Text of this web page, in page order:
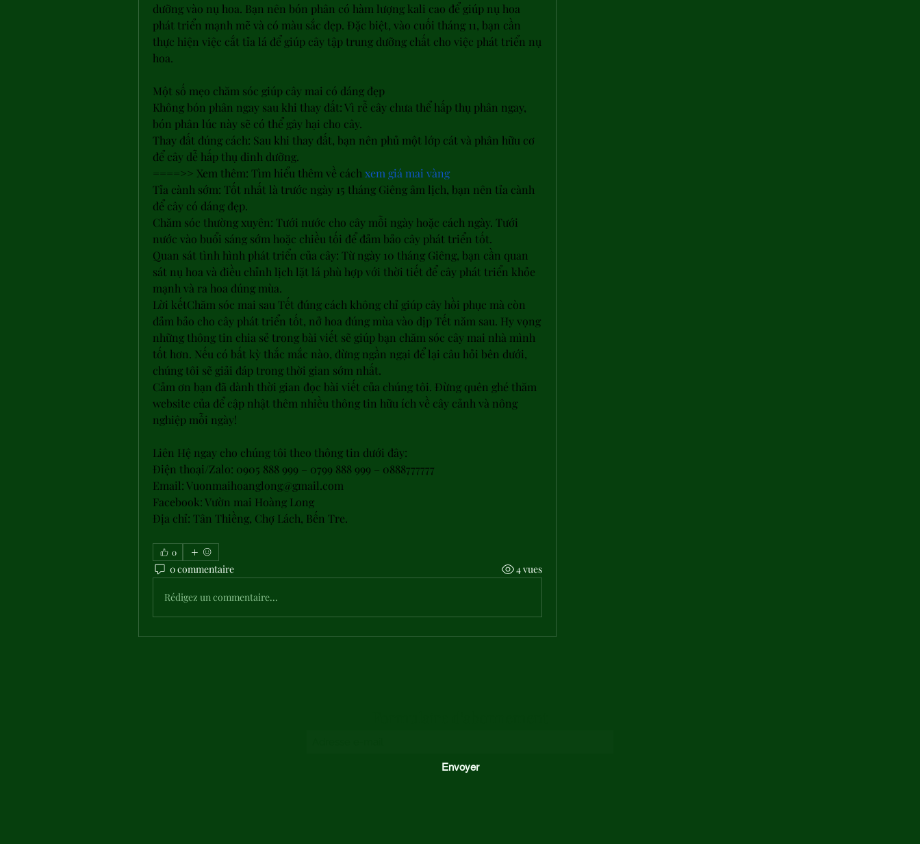
dưỡng vào nụ hoa. Bạn nên bón phân có hàm lượng kali cao để giúp nụ hoa
phát triển mạnh mẽ và có màu sắc đẹp. Đặc biệt, vào cuối tháng 11, bạn cần
thực hiện việc cắt tỉa lá để giúp cây tập trung dưỡng chất cho việc phát triển nụ
hoa.
Một số mẹo chăm sóc giúp cây mai có dáng đẹp
Không bón phân ngay sau khi thay đất: Vì rễ cây chưa thể hấp thụ phân ngay,
bón phân lúc này sẽ có thể gây hại cho cây.
Thay đất đúng cách: Sau khi thay đất, bạn nên phủ một lớp cát và phân hữu cơ
để cây dễ hấp thụ dinh dưỡng.
====>> Xem thêm: Tìm hiểu thêm về cách xem giá mai vàng
Tỉa cành sớm: Tốt nhất là trước ngày 15 tháng Giêng âm lịch, bạn nên tỉa cành
để cây có dáng đẹp.
Chăm sóc thường xuyên: Tưới nước cho cây mỗi ngày hoặc cách ngày. Tưới
nước vào buổi sáng sớm hoặc chiều tối để đảm bảo cây phát triển tốt.
Quan sát tình hình phát triển của cây: Từ ngày 10 tháng Giêng, bạn cần quan
sát nụ hoa và điều chỉnh lịch lặt lá phù hợp với thời tiết để cây phát triển khỏe
mạnh và ra hoa đúng mùa.
Lời kếtChăm sóc mai sau Tết đúng cách không chỉ giúp cây hồi phục mà còn
đảm bảo cho cây phát triển tốt, nở hoa đúng mùa vào dịp Tết năm sau. Hy vọng
những thông tin chia sẻ trong bài viết sẽ giúp bạn chăm sóc cây mai nhà mình
tốt hơn. Nếu có bất kỳ thắc mắc nào, đừng ngần ngại để lại câu hỏi bên dưới,
chúng tôi sẽ giải đáp trong thời gian sớm nhất.
Cảm ơn bạn đã dành thời gian đọc bài viết của chúng tôi. Đừng quên ghé thăm
website của để cập nhật thêm nhiều thông tin hữu ích về cây cảnh và nông
nghiệp mỗi ngày!
Liên Hệ ngay cho chúng tôi theo thông tin dưới đây:
Điện thoại/Zalo: 0905 888 999 – 0799 888 999 – 0888777777
Email: Vuonmaihoanglong@gmail.com
Facebook: Vườn mai Hoàng Long
Địa chỉ: Tân Thiềng, Chợ Lách, Bến Tre.
0
0 commentaire 4 vues
Rédigez un commentaire...
Envoyer